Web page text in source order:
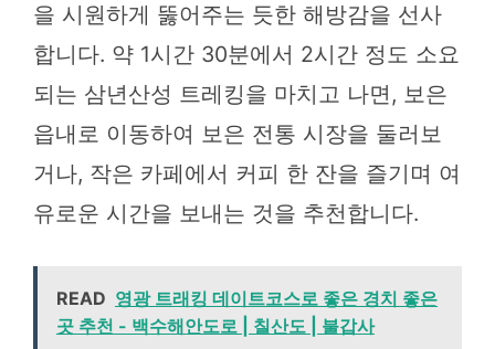
을 시원하게 뚫어주는 듯한 해방감을 선사
합니다. 약 1시간 30분에서 2시간 정도 소요
되는 삼년산성 트레킹을 마치고 나면, 보은
읍내로 이동하여 보은 전통 시장을 둘러보
거나, 작은 카페에서 커피 한 잔을 즐기며 여
유로운 시간을 보내는 것을 추천합니다.
READ 영광 트래킹 데이트코스로 좋은 경치 좋은
곳 추천 - 백수해안도로 | 칠산도 | 불갑사